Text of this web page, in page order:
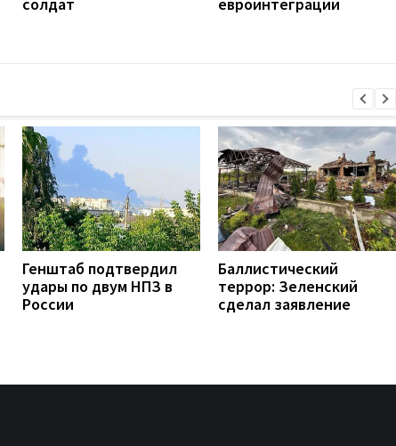
Генштаб подтвердил
удары по двум НПЗ в
России
Баллистический
террор: Зеленский
сделал заявление